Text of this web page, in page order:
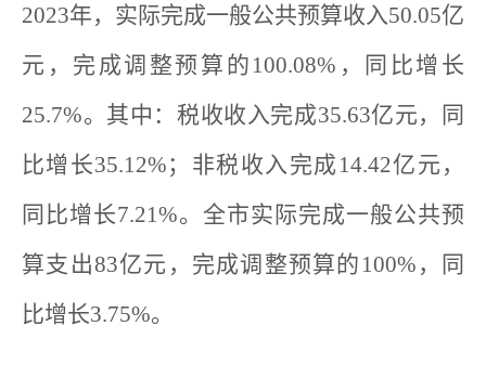
2023年，实际完成一般公共预算收入50.05亿
元，完成调整预算的100.08%，同比增长
25.7%。其中：税收收入完成35.63亿元，同
比增长35.12%；非税收入完成14.42亿元，
同比增长7.21%。全市实际完成一般公共预
算支出83亿元，完成调整预算的100%，同
比增长3.75%。